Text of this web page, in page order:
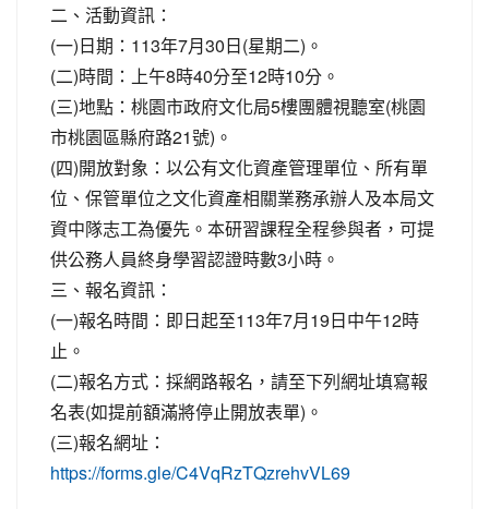
二、活動資訊：
(一)日期：113年7月30日(星期二)。
(二)時間：上午8時40分至12時10分。
(三)地點：桃園市政府文化局5樓團體視聽室(桃園
市桃園區縣府路21號)。
(四)開放對象：以公有文化資產管理單位、所有單
位、保管單位之文化資產相關業務承辦人及本局文
資中隊志工為優先。本研習課程全程參與者，可提
供公務人員終身學習認證時數3小時。
三、報名資訊：
(一)報名時間：即日起至113年7月19日中午12時
止。
(二)報名方式：採網路報名，請至下列網址填寫報
名表(如提前額滿將停止開放表單)。
(三)報名網址：
https://forms.gle/C4VqRzTQzrehvVL69